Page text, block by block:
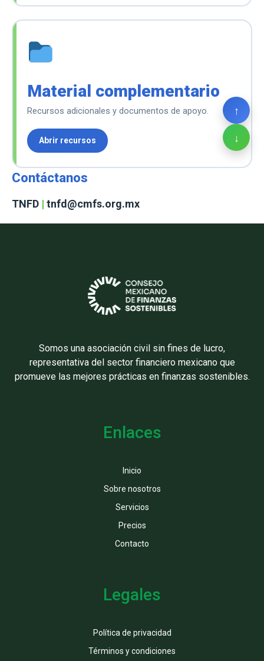
Material complementario
Recursos adicionales y documentos de apoyo.
Abrir recursos
Contáctanos
TNFD | tnfd@cmfs.org.mx
↑
↓
Somos una asociación civil sin fines de lucro,
representativa del sector financiero mexicano que
promueve las mejores prácticas en finanzas sostenibles.
Enlaces
Inicio
Sobre nosotros
Servicios
Precios
Contacto
Legales
Política de privacidad
Términos y condiciones